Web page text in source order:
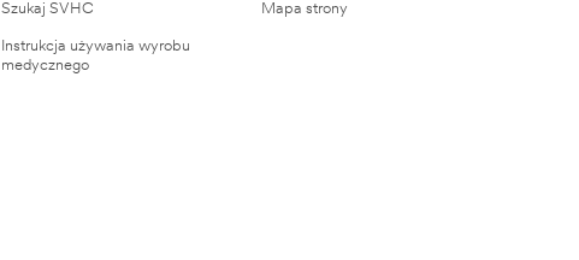
Szukaj SVHC
Instrukcja używania wyrobu
medycznego
Mapa strony